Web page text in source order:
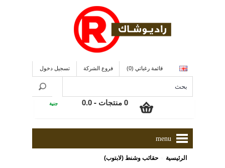
قائمة رغباتي (0) فروع الشركة تسجيل دخول
0 منتجات - 0.0 جنية
menu
الرئيسية حقائب وشنط (لابتوب)